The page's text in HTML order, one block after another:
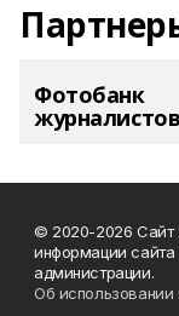
Фотобанк
© 2020-2026 Сайт
информации сайта
администрации.
Об использовании